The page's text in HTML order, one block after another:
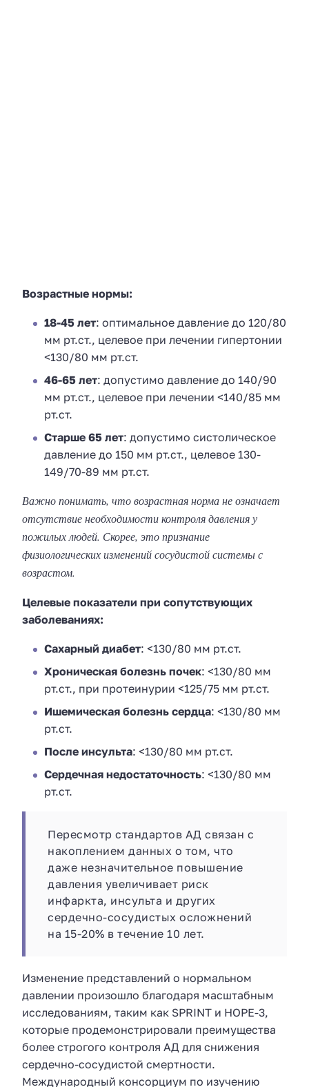
Возрастные нормы:
18-45 лет: оптимальное давление до 120/80
мм рт.ст., целевое при лечении гипертонии
<130/80 мм рт.ст.
46-65 лет: допустимо давление до 140/90
мм рт.ст., целевое при лечении <140/85 мм
рт.ст.
Старше 65 лет: допустимо систолическое
давление до 150 мм рт.ст., целевое 130-
149/70-89 мм рт.ст.
Важно понимать, что возрастная норма не означает
отсутствие необходимости контроля давления у
пожилых людей. Скорее, это признание
физиологических изменений сосудистой системы с
возрастом.
Целевые показатели при сопутствующих
заболеваниях:
Сахарный диабет: <130/80 мм рт.ст.
Хроническая болезнь почек: <130/80 мм
рт.ст., при протеинурии <125/75 мм рт.ст.
Ишемическая болезнь сердца: <130/80 мм
рт.ст.
После инсульта: <130/80 мм рт.ст.
Сердечная недостаточность: <130/80 мм
рт.ст.
Пересмотр стандартов АД связан с
накоплением данных о том, что
даже незначительное повышение
давления увеличивает риск
инфаркта, инсульта и других
сердечно-сосудистых осложнений
на 15-20% в течение 10 лет.
Изменение представлений о нормальном
давлении произошло благодаря масштабным
исследованиям, таким как SPRINT и HOPE-3,
которые продемонстрировали преимущества
более строгого контроля АД для снижения
сердечно-сосудистой смертности.
Международный консорциум по изучению